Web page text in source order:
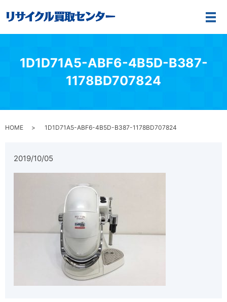
メ
1D1D71A5-ABF6-4B5D-B387-
1178BD707824
HOME 1D1D71A5-ABF6-4B5D-B387-1178BD707824
2019/10/05